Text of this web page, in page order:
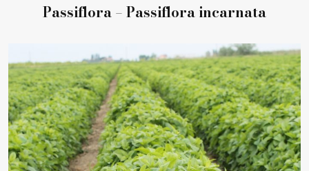
Passiflora – Passiflora incarnata